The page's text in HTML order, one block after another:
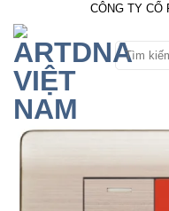
content
CÔNG TY CỔ